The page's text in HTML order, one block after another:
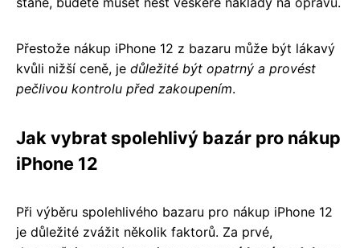
Přestože nákup iPhone 12 z bazaru může být lákavý
kvůli nižší ceně, je důležité být opatrný a provést
pečlivou kontrolu před zakoupením.
Jak vybrat spolehlivý bazár pro nákup
iPhone 12
Při výběru spolehlivého bazaru pro nákup iPhone 12
je důležité zvážit několik faktorů. Za prvé,